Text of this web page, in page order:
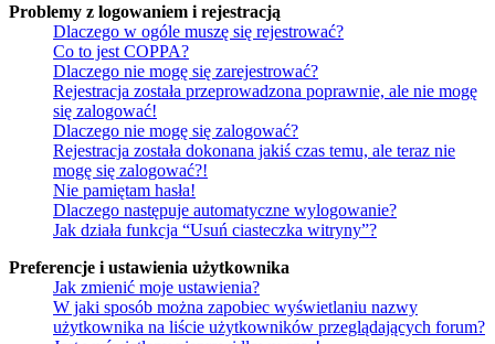
Problemy z logowaniem i rejestracją
Dlaczego w ogóle muszę się rejestrować?
Co to jest COPPA?
Dlaczego nie mogę się zarejestrować?
Rejestracja została przeprowadzona poprawnie, ale nie mogę
się zalogować!
Dlaczego nie mogę się zalogować?
Rejestracja została dokonana jakiś czas temu, ale teraz nie
mogę się zalogować?!
Nie pamiętam hasła!
Dlaczego następuje automatyczne wylogowanie?
Jak działa funkcja “Usuń ciasteczka witryny”?
Preferencje i ustawienia użytkownika
Jak zmienić moje ustawienia?
W jaki sposób można zapobiec wyświetlaniu nazwy
użytkownika na liście użytkowników przeglądających forum?